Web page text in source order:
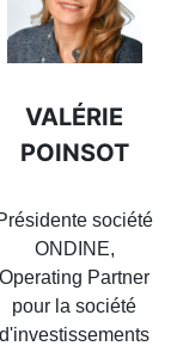
VALÉRIE
POINSOT
société
ONDINE,
Operating Partner
pour la société
d'investissements